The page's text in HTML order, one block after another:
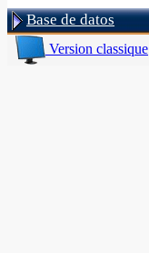
Base de datos
Version classique